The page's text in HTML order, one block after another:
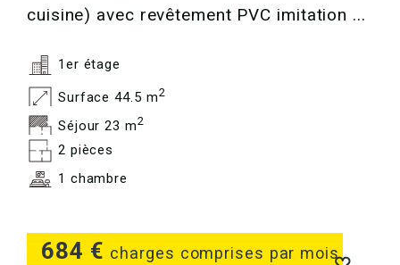
684 € charges comprises par mois
cuisine) avec revêtement PVC imitation ...
1er étage
Surface 44.5 m2
Séjour 23 m2
2 pièces
1 chambre